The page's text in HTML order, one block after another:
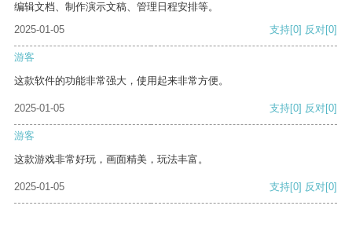
编辑文档、制作演示文稿、管理日程安排等。
2025-01-05
支持[0] 反对[0]
游客
这款软件的功能非常强大，使用起来非常方便。
2025-01-05 支持[0] 反对[0]
游客
这款游戏非常好玩，画面精美，玩法丰富。
2025-01-05 支持[0] 反对[0]